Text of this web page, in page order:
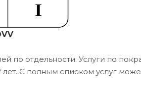
по отдельности. Услуги по
С полным списком услуг